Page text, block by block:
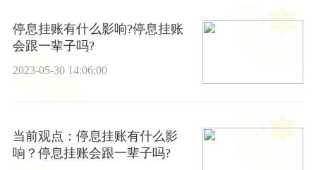
停息挂账有什么影响?停息挂账
会跟一辈子吗?
2023-05-30 14:06:00
当前观点：停息挂账有什么影
响？停息挂账会跟一辈子吗?